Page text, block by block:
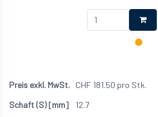
CHF 181.50 pro Stk.
12.7